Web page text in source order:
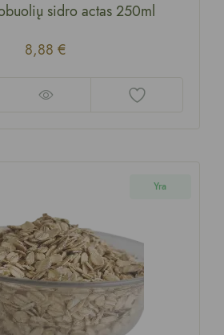
sidro actas 250ml
8,88 €
Yra